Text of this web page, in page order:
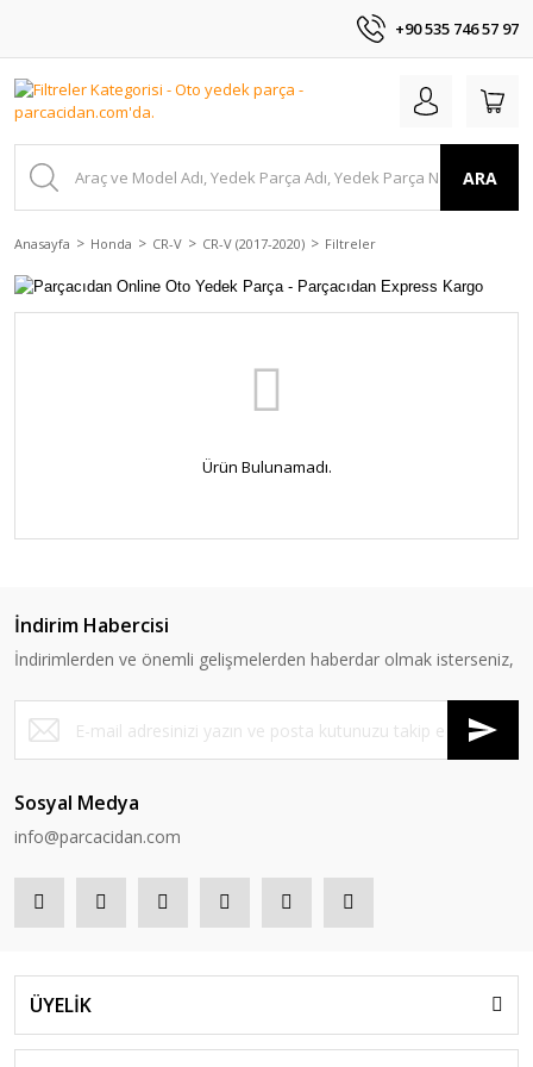
+90 535 746 57 97
ARA
Anasayfa Honda CR-V CR-V (2017-2020) Filtreler
Ürün Bulunamadı.
İndirim Habercisi
İndirimlerden ve önemli gelişmelerden haberdar olmak isterseniz,
Sosyal Medya
info@parcacidan.com
ÜYELİK